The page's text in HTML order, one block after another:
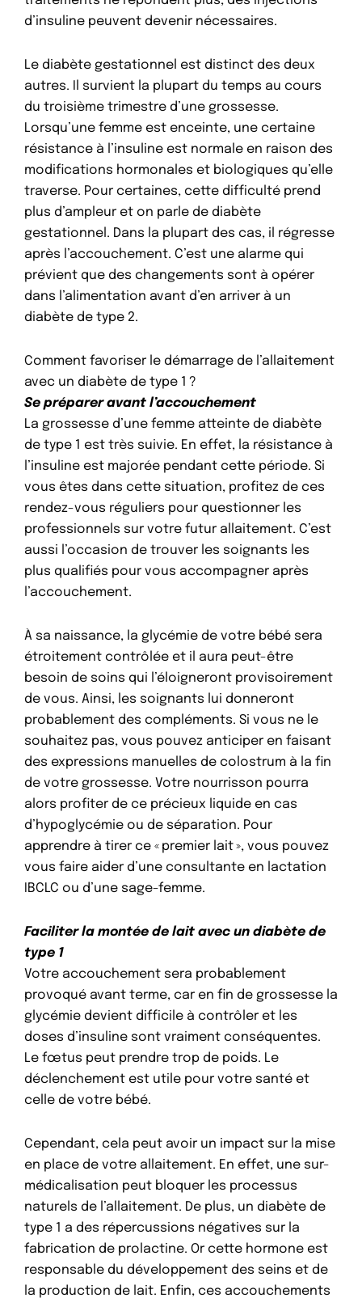
d’insuline peuvent devenir nécessaires.
Le diabète gestationnel est distinct des deux
autres. Il survient la plupart du temps au cours
du troisième trimestre d’une grossesse.
Lorsqu’une femme est enceinte, une certaine
résistance à l’insuline est normale en raison des
modifications hormonales et biologiques qu’elle
traverse. Pour certaines, cette difficulté prend
plus d’ampleur et on parle de diabète
gestationnel. Dans la plupart des cas, il régresse
après l’accouchement. C’est une alarme qui
prévient que des changements sont à opérer
dans l’alimentation avant d’en arriver à un
diabète de type 2.
Comment favoriser le démarrage de l’allaitement
avec un diabète de type 1 ?
Se préparer avant l’accouchement
La grossesse d’une femme atteinte de diabète
de type 1 est très suivie. En effet, la résistance à
l’insuline est majorée pendant cette période. Si
vous êtes dans cette situation, profitez de ces
rendez-vous réguliers pour questionner les
professionnels sur votre futur allaitement. C’est
aussi l’occasion de trouver les soignants les
plus qualifiés pour vous accompagner après
l’accouchement.
À sa naissance, la glycémie de votre bébé sera
étroitement contrôlée et il aura peut-être
besoin de soins qui l’éloigneront provisoirement
de vous. Ainsi, les soignants lui donneront
probablement des compléments. Si vous ne le
souhaitez pas, vous pouvez anticiper en faisant
des expressions manuelles de colostrum à la fin
de votre grossesse. Votre nourrisson pourra
alors profiter de ce précieux liquide en cas
d’hypoglycémie ou de séparation. Pour
apprendre à tirer ce « premier lait », vous pouvez
vous faire aider d’une consultante en lactation
IBCLC ou d’une sage-femme.
Faciliter la montée de lait avec un diabète de
type 1
Votre accouchement sera probablement
provoqué avant terme, car en fin de grossesse la
glycémie devient difficile à contrôler et les
doses d’insuline sont vraiment conséquentes.
Le fœtus peut prendre trop de poids. Le
déclenchement est utile pour votre santé et
celle de votre bébé.
Cependant, cela peut avoir un impact sur la mise
en place de votre allaitement. En effet, une sur-
médicalisation peut bloquer les processus
naturels de l’allaitement. De plus, un diabète de
type 1 a des répercussions négatives sur la
fabrication de prolactine. Or cette hormone est
responsable du développement des seins et de
la production de lait. Enfin, ces accouchements